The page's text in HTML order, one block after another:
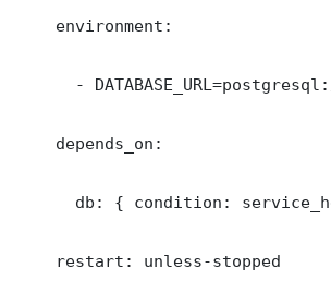
    environment:
-
    depends_on:
db: { condition:
    restart: unless-stopped